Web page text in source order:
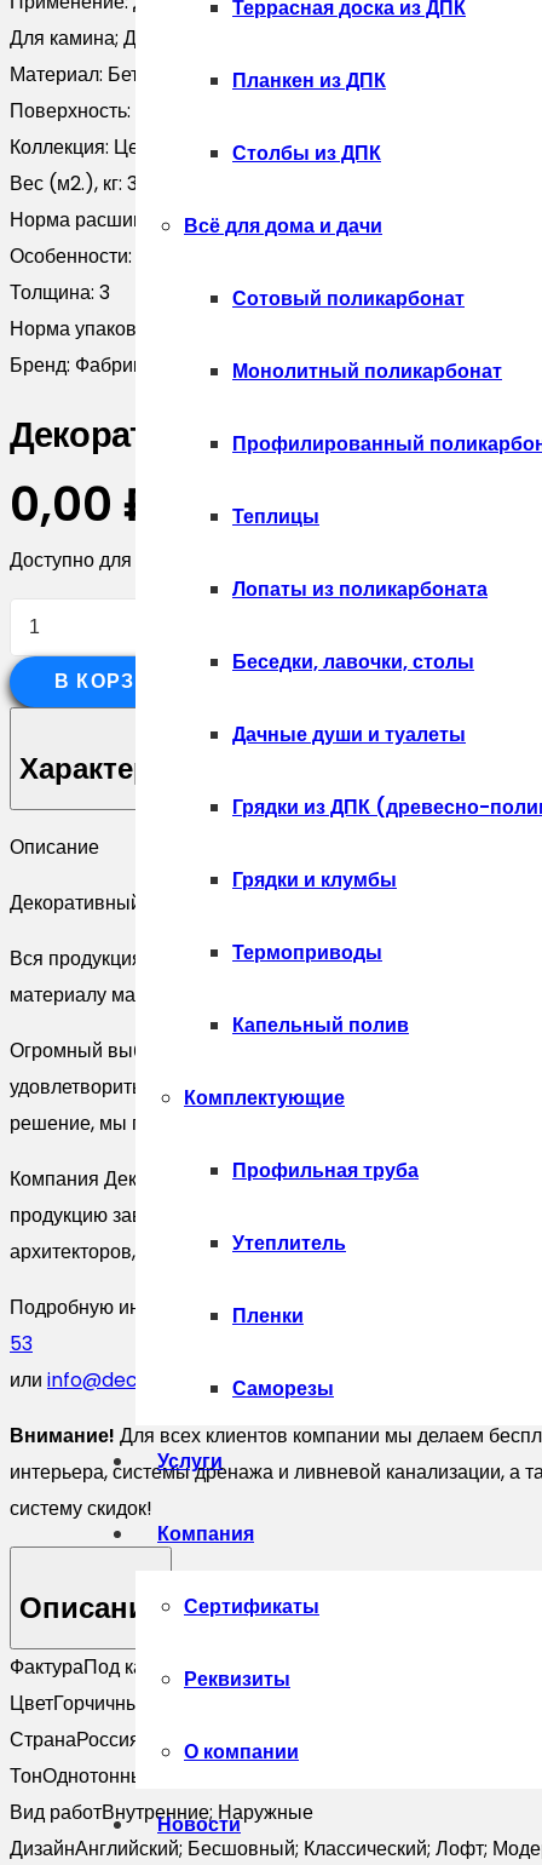
Террасная доска из ДПК
Планкен из ДПК
Столбы из ДПК
Всё для дома и дачи
Сотовый поликарбонат
Монолитный поликарбонат
Профилированный
Теплицы
Лопаты из поликарбоната
Беседки, лавочки, столы
Дачные души и туалеты
Грядки из ДПК (древесно-
Грядки и клумбы
Термоприводы
Капельный полив
Комплектующие
Профильная труба
Утеплитель
Пленки
Саморезы
Услуги
Компания
Сертификаты
Реквизиты
О компании
Новости
Для камина; Для квартиры; Для клумбы; Для коридора;
Материал: Бетон
Поверхность:
Коллекция: Цесария (Фабрика камня)
Вес (м2.), кг: 34.0
Норма расшивки, см:1
Особенности:
Толщина: 3
Норма упаковки в гофротару, :
Бренд: Фабрика камня
Декоративный камень
0,00 ₽
Доступно для предзаказа
Количество
товара
Декоративный
Фабрика
Цесария
В КОРЗИНУ
Характеристики
Описание
Декоративный камень, , Декоративный камень Фабрика
Вся продукция бренда изготавливается на современном
материалу максимально высокие технические
Огромный выбор стандартных решений и готовых
удовлетворить все изыскания и требования, как
решение, мы готовы специально для Вас разработать
Компания Декоратор (DECORATOR) является
продукцию завода Вы можете приобрести в наших
архитекторов, строителей и торговых организаций
Подробную информацию по Декоративный камень
53
или info@decorator.shop.
Внимание! Для всех клиентов компании мы делаем
интерьера, системы дренажа и ливневой канализации, а
систему скидок!
Описание
ФактураПод камень
ЦветГорчичный; Желтый
СтранаРоссия
ТонОднотонный
Вид работВнутренние; Наружные
ДизайнАнглийский; Бесшовный; Классический; Лофт;